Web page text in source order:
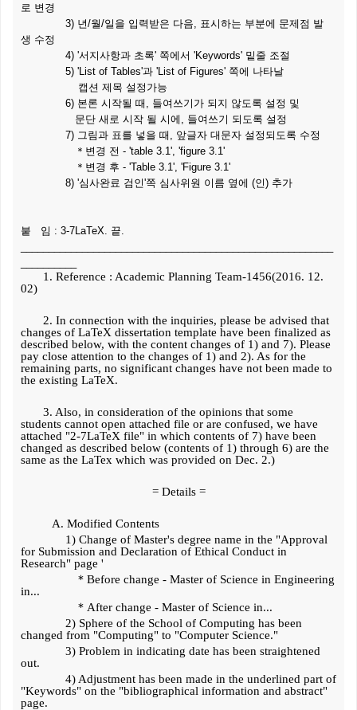
로 변경
3) 년/월/일을 입력받은 다음, 표시하는 부분에 문제점 발
생 수정
4) '서지사항과 초록' 쪽에서 'Keywords' 밑줄 조절
5) 'List of Tables'과 'List of Figures' 쪽에 나타날
캡션 제목 설정가능
6) 본론 시작될 때, 들여쓰기가 되지 않도록 설정 및
문단 새로 시작 될 시에, 들여쓰기 되도록 설정
7) 그림과 표를 넣을 때, 앞글자 대문자 설정되도록 수정
＊변경 전 - 'table 3.1', 'figure 3.1'
＊변경 후 - 'Table 3.1', 'Figure 3.1'
8) '심사완료 검인'쪽 심사위원 이름 옆에 (인) 추가
붙 임 : 3-7LaTeX. 끝.
1. Reference : Academic Planning Team-1456(2016. 12.
02)
2. In connection with the inquiries, please be advised that
changes of LaTeX dissertation template have been finalized as
described below, with the content changes of 1) and 7). Please
pay close attention to the changes of 1) and 2). As for the
remaining parts, no significant changes have not been made to
the existing LaTeX.
3. Also, in consideration of the opinions that some
students cannot open attached file or are confused, we have
attached "2-7LaTeX file" in which contents of 7) have been
changed as described below (contents of 1) through 6) are the
same as the LaTex which was provided on Dec. 2.)
= Details =
A. Modified Contents
1) Change of Master's degree name in the "Approval
for Submission and Declaration of Ethical Conduct in
Research" page '
＊ Before change - Master of Science in Engineering
in...
＊ After change - Master of Science in...
2) Sphere of the School of Computing has been
changed from "Computing" to "Computer Science."
3) Problem in indicating date has been straightened
out.
4) Adjustment has been made in the underlined part of
"Keywords" on the "bibliographical information and abstract"
page.